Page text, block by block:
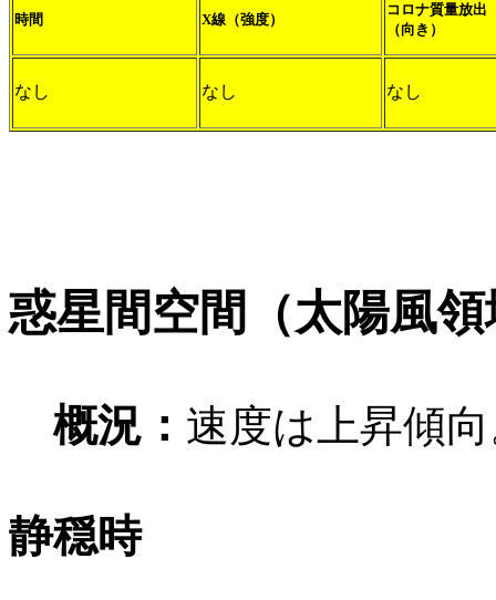
時間 X線（強度）
コロナ質量放出
（向き）
なし なし なし
惑星間空間（太陽風
概況： 速度は上昇傾
静穏時